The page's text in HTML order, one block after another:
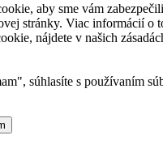
aby sme vám
stránky. Viac informácií o
nájdete v našich
", súhlasíte s používaním